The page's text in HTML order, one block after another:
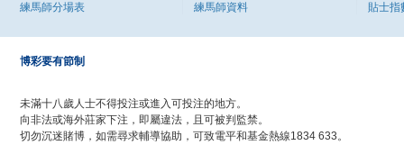
練馬師分場表
練馬師資料
貼士指
博彩要有節制
未滿十八歲人士不得投注或進入可投注的地方。
向非法或海外莊家下注，即屬違法，且可被判監禁。
切勿沉迷賭博，如需尋求輔導協助，可致電平和基金熱線1834 633。